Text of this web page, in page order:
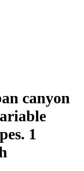
canyon
1